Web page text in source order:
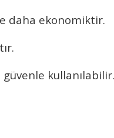
daha ekonomiktir.
kullanılabilir.